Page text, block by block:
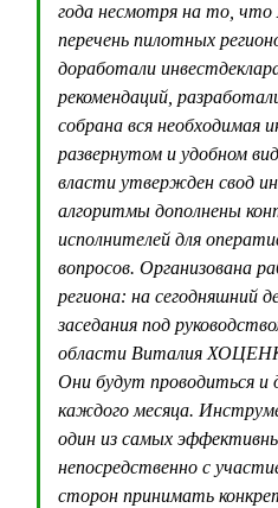
года несмотря на то,
перечень пилотных
доработали
рекомендаций,
собрана вся необходимая
развернутом и удобном
власти утвержден свод
алгоритмы дополнены
исполнителей для
вопросов. Организована
региона: на сегодняшний
заседания под
области Виталия
Они будут проводиться и
каждого месяца.
один из самых
непосредственно с
сторон принимать